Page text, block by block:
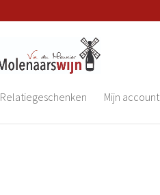
Relatiegeschenken Mijn account